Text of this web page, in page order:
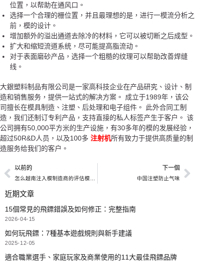
位置，以帮助在通风口。
选择一个合理的栅位置，并且最理想的是，进行一模流分析之
前，模的设计。
增加额外的溢出通道去除冷的材料，它可以被切断之后成型。
扩大和缩短流道系统，尽可能提高脂流动。
对于表面磨砂产品，选择一个粗糙的纹理可以帮助改善焊缝
线。
大銀塑料制品有限公司是一家高科技企业在产品研究、设计、制
造和销售服务，提供一站式的解决方案。 成立于1989年，该公
司擅长在模具制造、注塑、后处理和电子组件。 此外合同工制
造，我们还制订专利产品，支持直接的私人标签产生于客户。 该
公司拥有50,000平方米的生产设施，有30多年的模的发展经验，
超过50R&D人员，以及100多 注射机所有致力于提供高质量的制
造服务给我们的客户。
以前的 下一個
中国注塑防止气味
近期文章
15個常見的飛鏢錯誤及如何修正：完整指南
2026-04-15
如何玩飛鏢：7種基本遊戲規則與新手建議
2025-12-05
適合職業選手、家庭玩家及商業使用的11大最佳飛鏢品牌